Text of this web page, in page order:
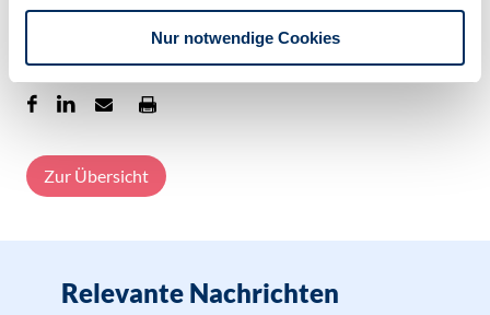
Nur notwendige Cookies
Präsenz
Zur Übersicht
Relevante Nachrichten